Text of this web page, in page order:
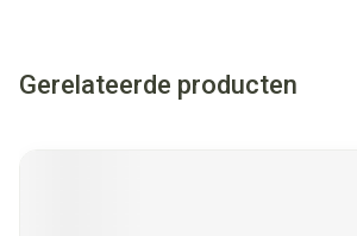
Gerelateerde producten